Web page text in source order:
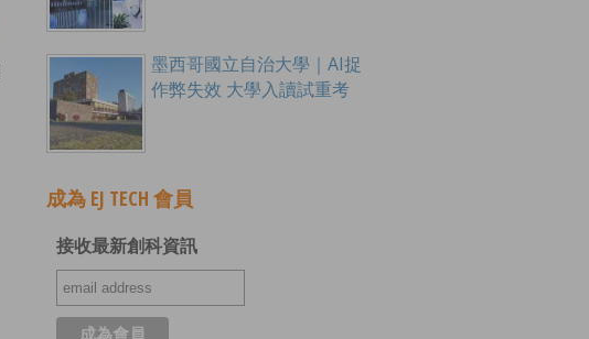
墨西哥國立自治大學｜AI捉
作弊失效 大學入讀試重考
成為 EJ TECH 會員
接收最新創科資訊